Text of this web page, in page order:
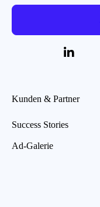
Kunden & Partner
Success Stories
Ad-Galerie